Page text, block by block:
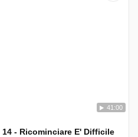
41:00
- Ricominciare E' Difficile